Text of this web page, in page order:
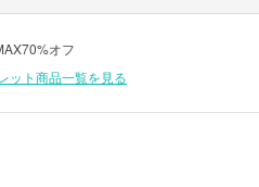
オフ
ット商品一覧を見る